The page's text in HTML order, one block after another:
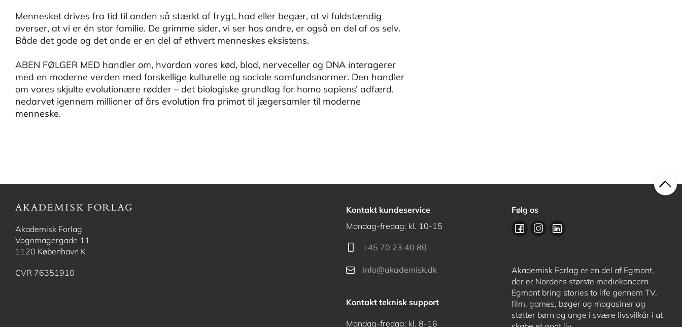
Mennesket drives fra tid til anden så stærkt af frygt, had eller begær, at vi fuldstændig
overser, at vi er én stor familie. De grimme sider, vi ser hos andre, er også en del af os selv.
Både det gode og det onde er en del af ethvert menneskes eksistens.
ABEN FØLGER MED handler om, hvordan vores kød, blod, nerveceller og DNA interagerer
med en moderne verden med forskellige kulturelle og sociale samfundsnormer. Den handler
om vores skjulte evolutionære rødder – det biologiske grundlag for homo sapiens’ adfærd,
nedarvet igennem millioner af års evolution fra primat til jægersamler til moderne
menneske.
Akademisk Forlag
Vognmagergade 11
1120 København K
CVR 76351910
Kontakt kundeservice
Mandag-fredag: kl. 10-15
+45 70 23 40 80
info@akademisk.dk
Kontakt teknisk support
Mandag-fredag: kl. 8-16
Følg os
Akademisk Forlag er en del af Egmont,
der er Nordens største mediekoncern.
Egmont bring stories to life gennem TV,
film, games, bøger og magasiner og
støtter børn og unge i svære livsvilkår i at